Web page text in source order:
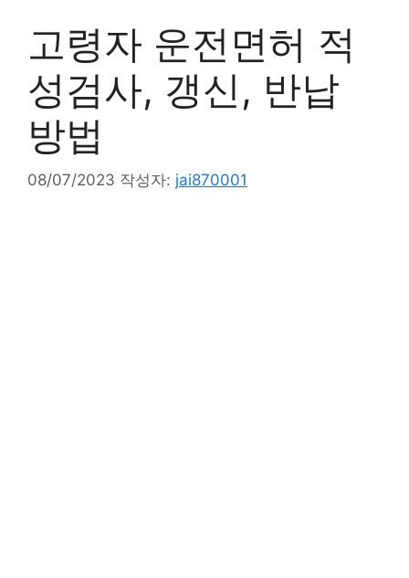
고령자 운전면허 적
성검사, 갱신, 반납
방법
08/07/2023 작성자: jai870001